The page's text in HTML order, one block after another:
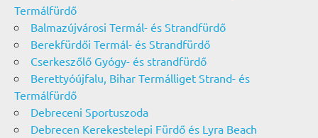
Termálfürdő
Balmazújvárosi Termál- és Strandfürdő
Berekfürdői Termál- és Strandfürdő
Cserkeszőlő Gyógy- és strandfürdő
Berettyóújfalu, Bihar Termálliget Strand- és
Termálfürdő
Debreceni Sportuszoda
Debrecen Kerekestelepi Fürdő és Lyra Beach